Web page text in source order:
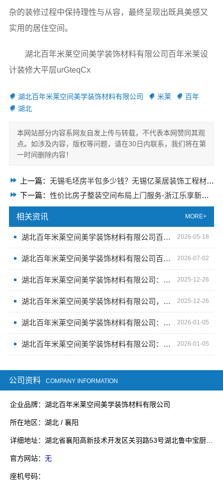
公司资料 COMPANY INFORMATION
企业品牌：湖北百年米莱空间美学装饰材料有限公司
所在地区：湖北 / 襄阳
官方网站： 无
座机号码：
杂的装修过程中保持理性与从容，最终呈现出既具美感又
实用的居住空间。
湖北百年米莱空间美学装饰材料有限公司百年米莱设
计装修大平层urGteqCx
湖北百年米莱空间美学装饰材料有限公司 米莱
百年
湖北
本网站部分内容系网友自发上传与转载，不代表本网赞同其观
点。如涉及内容，版权等问题，请在30日内联系，我们将在第
一时间删除内容！
上一篇： 无锡毛坯房半包多少钱？无锡亿莱居装饰工程材料有限公司性价比高
下一篇： 性价比房子整装空间布局上门服务-浙江乐享新材料有限公司
相关资讯 MORE+
湖北百年米莱空间美学装饰材料有限公司百年米莱设计装修大平层 2026-05-18
湖北百年米莱空间美学装饰材料有限公司百年米莱设计装修大平层 2026-07-02
湖北百年米莱空间美学装饰材料有限公司：空间美学工厂的创意之旅 2025-12-26
湖北百年米莱空间美学装饰材料有限公司，美学工厂，重塑空间新概念 2025-12-26
湖北百年米莱空间美学装饰材料有限公司：定制奢华享 2026-01-05
湖北百年米莱空间美学装饰材料有限公司：工厂探秘 2026-01-05